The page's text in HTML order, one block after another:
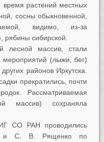
растений местных
сосны обыкновенной,
видимо, из-за
рябины сибирской.
лесной массив, стали
мероприятий (лыжи, бег)
районов Иркутска.
прекратились, почти
Рассматриваемая
массив) сохраняла
СО РАН проводились
и С. В. Рященко по